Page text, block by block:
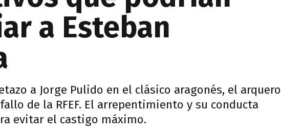
a Esteban
a Jorge Pulido en el clásico aragonés, el arquero
de la RFEF. El arrepentimiento y su conducta
evitar el castigo máximo.